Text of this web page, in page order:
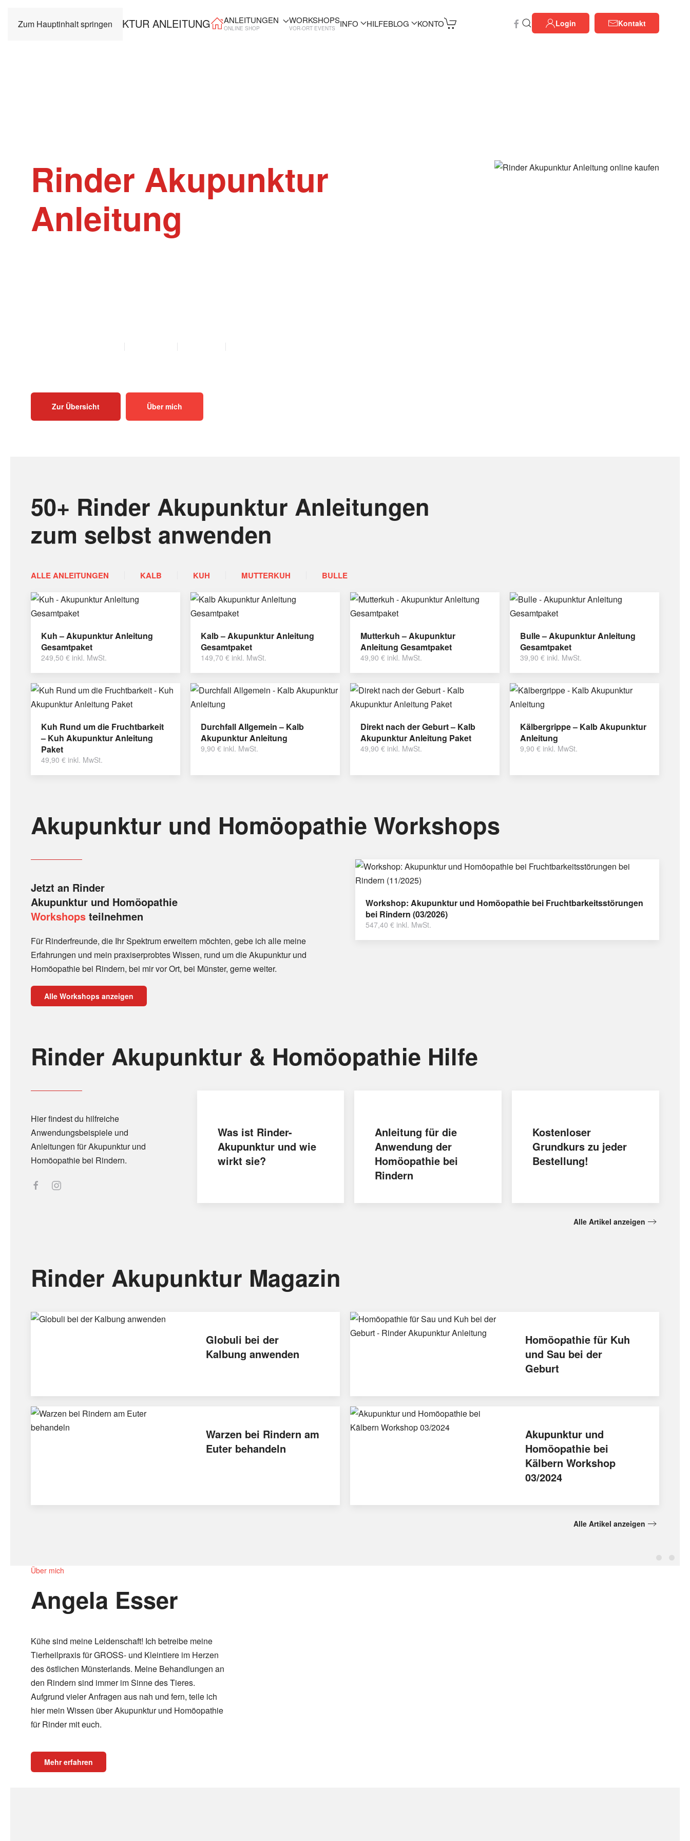
Zum Hauptinhalt springen ANLEITUNGEN
ONLINE SHOP
WORKSHOPS
VOR-ORT EVENTS INFO HILFEBLOG KONTO Login Kontakt
Rinder Akupunktur
Anleitung
Zur Übersicht Über mich
50+ Rinder Akupunktur Anleitungen
zum selbst anwenden
ALLE ANLEITUNGEN KALB KUH MUTTERKUH BULLE
Kuh – Akupunktur Anleitung
Gesamtpaket
249,50 € inkl. MwSt.
Kalb – Akupunktur Anleitung
Gesamtpaket
149,70 € inkl. MwSt.
Mutterkuh – Akupunktur
Anleitung Gesamtpaket
49,90 € inkl. MwSt.
Bulle – Akupunktur Anleitung
Gesamtpaket
39,90 € inkl. MwSt.
Kuh Rund um die Fruchtbarkeit
– Kuh Akupunktur Anleitung
Paket
49,90 € inkl. MwSt.
Durchfall Allgemein – Kalb
Akupunktur Anleitung
9,90 € inkl. MwSt.
Direkt nach der Geburt – Kalb
Akupunktur Anleitung Paket
49,90 € inkl. MwSt.
Kälbergrippe – Kalb Akupunktur
Anleitung
9,90 € inkl. MwSt.
Akupunktur und Homöopathie Workshops
Jetzt an Rinder
Akupunktur und Homöopathie
Workshops teilnehmen
Für Rinderfreunde, die Ihr Spektrum erweitern möchten, gebe ich alle meine
Erfahrungen und mein praxiserprobtes Wissen, rund um die Akupunktur und
Homöopathie bei Rindern, bei mir vor Ort, bei Münster, gerne weiter.
Alle Workshops anzeigen
Workshop: Akupunktur und Homöopathie bei Fruchtbarkeitsstörungen
bei Rindern (03/2026)
547,40 € inkl. MwSt.
Rinder Akupunktur & Homöopathie Hilfe
Hier findest du hilfreiche
Anwendungsbeispiele und
Anleitungen für Akupunktur und
Homöopathie bei Rindern.
Was ist Rinder-
Akupunktur und wie
wirkt sie?
Anleitung für die
Anwendung der
Homöopathie bei
Rindern
Kostenloser
Grundkurs zu jeder
Bestellung!
Alle Artikel anzeigen
Rinder Akupunktur Magazin
Globuli bei der
Kalbung anwenden
Homöopathie für Kuh
und Sau bei der
Geburt
Warzen bei Rindern am
Euter behandeln
Akupunktur und
Homöopathie bei
Kälbern Workshop
03/2024
Alle Artikel anzeigen
Über mich
Angela Esser
Kühe sind meine Leidenschaft! Ich betreibe meine
Tierheilpraxis für GROSS- und Kleintiere im Herzen
des östlichen Münsterlands. Meine Behandlungen an
den Rindern sind immer im Sinne des Tieres.
Aufgrund vieler Anfragen aus nah und fern, teile ich
hier mein Wissen über Akupunktur und Homöopathie
für Rinder mit euch.
Mehr erfahren